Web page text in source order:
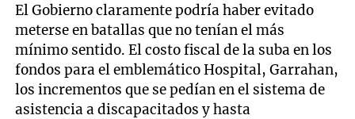
El Gobierno claramente podría haber evitado
meterse en batallas que no tenían el más
mínimo sentido. El costo fiscal de la suba en los
fondos para el emblemático Hospital, Garrahan,
los incrementos que se pedían en el sistema de
asistencia a discapacitados y hasta